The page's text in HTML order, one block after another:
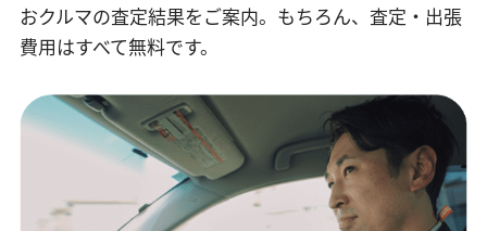
おクルマの査定結果をご案内。もちろん、査定・出張
費用はすべて無料です。